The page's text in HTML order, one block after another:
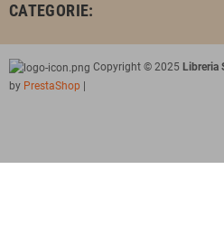
CATEGORIE:
Copyright © 2025 Libreria
by PrestaShop